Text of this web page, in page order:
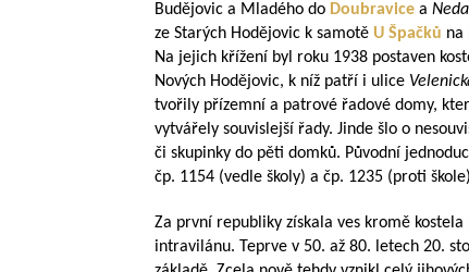
Budějovic a Mladého do Doubravice a
ze Starých Hodějovic k samotě U Špačků na
Na jejich křížení byl roku 1938 postaven
Nových Hodějovic, k níž patří i ulice
tvořily přízemní a patrové řadové domy,
vytvářely souvislejší řady. Jinde šlo o
či skupinky do pěti domků. Původní
čp. 1154 (vedle školy) a čp. 1235 (proti
Za první republiky získala ves kromě
intravilánu. Teprve v 50. až 80. letech 20.